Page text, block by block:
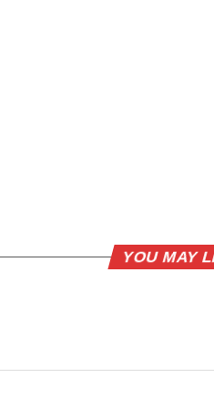
YOU MAY